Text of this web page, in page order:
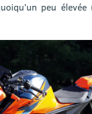
peu